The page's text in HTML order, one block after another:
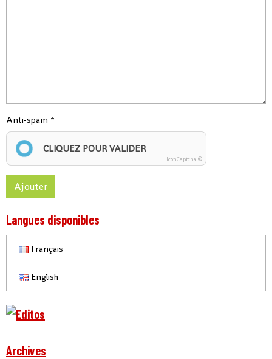
Anti-spam
CLIQUEZ POUR VALIDER
IconCaptcha ©
Ajouter
Langues disponibles
Français
English
Archives